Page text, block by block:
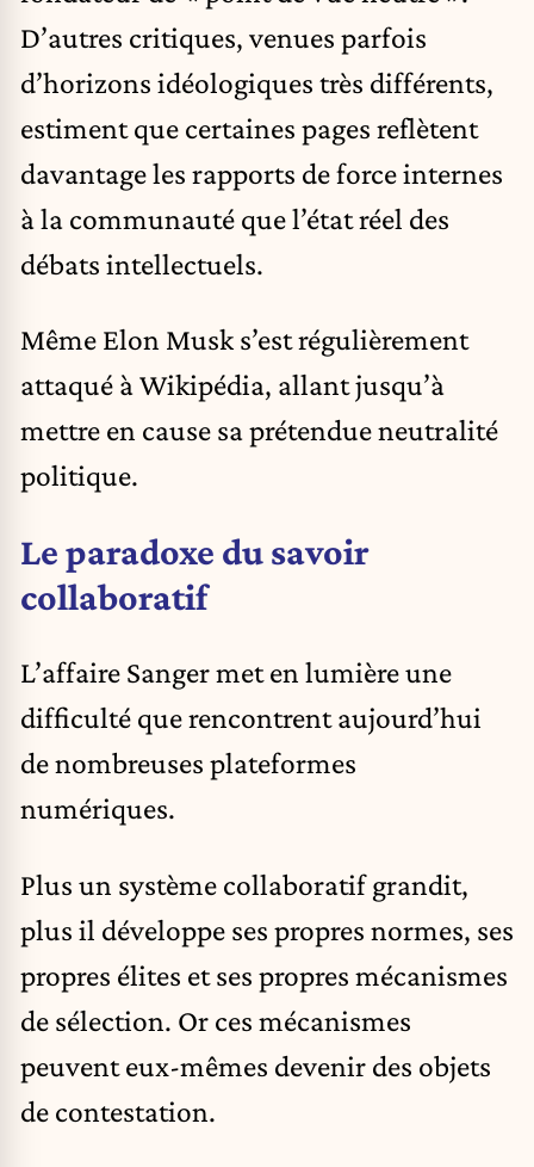
D’autres critiques, venues parfois
d’horizons idéologiques très différents,
estiment que certaines pages reflètent
davantage les rapports de force internes
à la communauté que l’état réel des
débats intellectuels.
Même Elon Musk s’est régulièrement
attaqué à Wikipédia, allant jusqu’à
mettre en cause sa prétendue neutralité
politique.
Le paradoxe du savoir
collaboratif
L’affaire Sanger met en lumière une
difficulté que rencontrent aujourd’hui
de nombreuses plateformes
numériques.
Plus un système collaboratif grandit,
plus il développe ses propres normes, ses
propres élites et ses propres mécanismes
de sélection. Or ces mécanismes
peuvent eux-mêmes devenir des objets
de contestation.